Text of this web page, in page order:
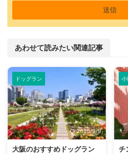
あわせて読みたい関連記事
ドッグラン
2025/9/9
大阪のおすすめドッグラン
小
チ